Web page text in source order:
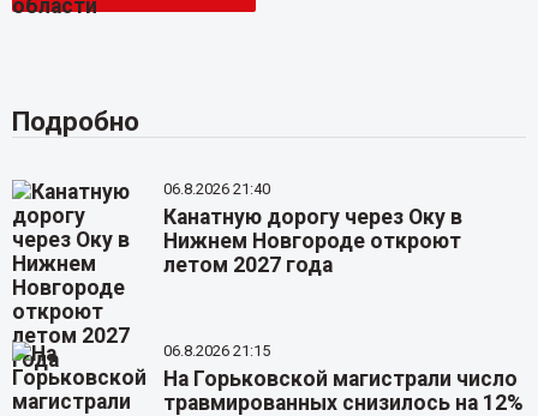
Подробно
06.8.2026 21:40
Канатную дорогу через Оку в
Нижнем Новгороде откроют
летом 2027 года
06.8.2026 21:15
На Горьковской магистрали число
травмированных снизилось на 12%